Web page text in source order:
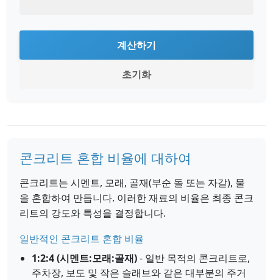
계산하기
초기화
콘크리트 혼합 비율에 대하여
콘크리트는 시멘트, 모래, 골재(부순 돌 또는 자갈), 물
을 혼합하여 만듭니다. 이러한 재료의 비율은 최종 콘크
리트의 강도와 특성을 결정합니다.
일반적인 콘크리트 혼합 비율
1:2:4 (시멘트:모래:골재)- 일반 목적의 콘크리트로,
주차장, 보도 및 작은 슬래브와 같은 대부분의 주거